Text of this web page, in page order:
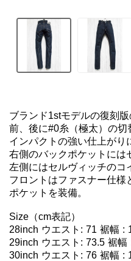
ブランド1stモデルの復刻版
前、後に#0糸（極太）の切
インパクトの強い仕上がり
右側のバックポケットには
左側にはセルヴィッチのコ
フロントはファスナー仕様
ポケットを装備。
Size（cm表記）
28inch ウエスト: 71 裾幅 :
29inch ウエスト: 73.5 裾幅
30inch ウエスト: 76 裾幅 :